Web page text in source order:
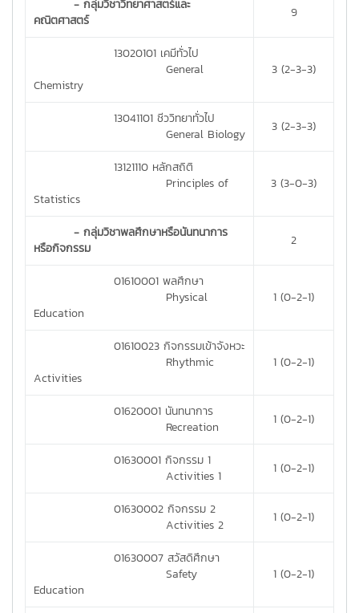
- กลุ่มวิชาวิทยาศาสตร์และ
คณิตศาสตร์
9
13020101 เคมีทั่วไป
General
Chemistry
3 (2-3-3)
13041101 ชีววิทยาทั่วไป
General Biology
3 (2-3-3)
13121110 หลักสถิติ
Principles of
Statistics
3 (3-0-3)
- กลุ่มวิชาพลศึกษาหรือนันทนาการ
หรือกิจกรรม
2
01610001 พลศึกษา
Physical
Education
1 (0-2-1)
01610023 กิจกรรมเข้าจังหวะ
Rhythmic
Activities
1 (0-2-1)
01620001 นันทนาการ
Recreation
1 (0-2-1)
01630001 กิจกรรม 1
Activities 1
1 (0-2-1)
01630002 กิจกรรม 2
Activities 2
1 (0-2-1)
01630007 สวัสดิศึกษา
Safety
Education
1 (0-2-1)